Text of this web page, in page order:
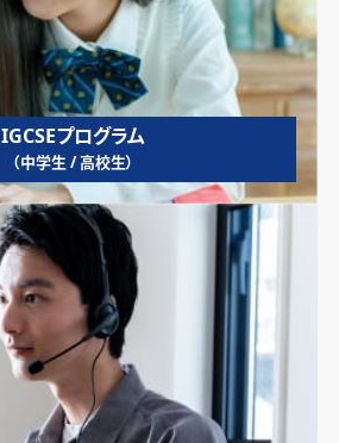
IGCSEプログラム
（中学生 / 高校生）